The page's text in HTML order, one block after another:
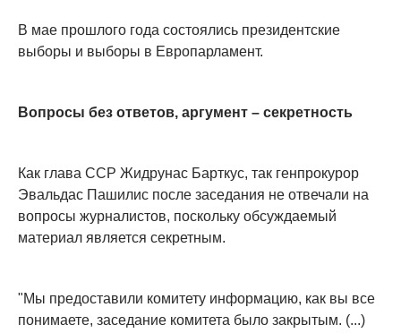
В мае прошлого года состоялись президентские
выборы и выборы в Европарламент.
Вопросы без ответов, аргумент – секретность
Как глава ССР Жидрунас Барткус, так генпрокурор
Эвальдас Пашилис после заседания не отвечали на
вопросы журналистов, поскольку обсуждаемый
материал является секретным.
"Мы предоставили комитету информацию, как вы все
понимаете, заседание комитета было закрытым. (...)